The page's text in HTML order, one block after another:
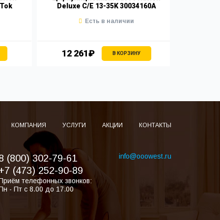
Deluxe C/E 13-35K 30034160A
12 261₽ В КОРЗИНУ
Есть в наличии
КОМПАНИЯ УСЛУГИ АКЦИИ КОНТАКТЫ
(800) 302-79-61
(473) 252-90-89
телефонных звонков:
- Пт с 8.00 до 17.00
info@ooowest.ru